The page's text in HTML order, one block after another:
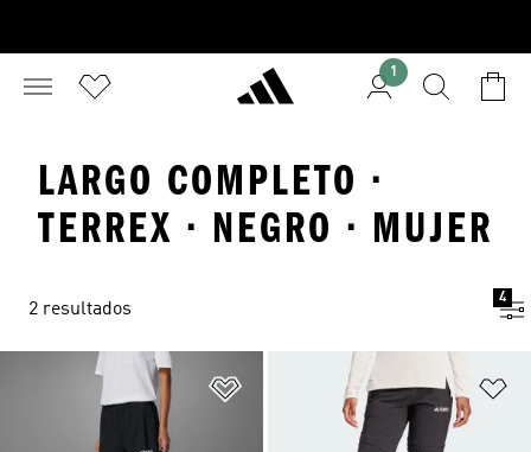
1
LARGO COMPLETO ·
TERREX · NEGRO · MUJER
2 resultados
4
Añadir a la lista de deseos